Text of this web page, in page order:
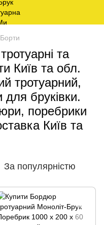
та
Київ та обл.
тротуарний,
бруківки.
поребрики
Київ та
За популярністю